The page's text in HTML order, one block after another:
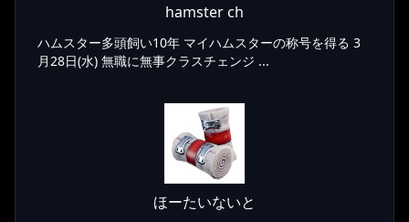
hamster ch
ハムスター多頭飼い10年 マイハムスターの称号を得る 3
月28日(水) 無職に無事クラスチェンジ ...
ほーたいないと